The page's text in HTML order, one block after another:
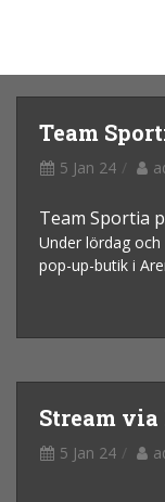
Team
5 Jan 24
Team Sportia
Under lördag
pop-up-butik i
Stream
5 Jan 24